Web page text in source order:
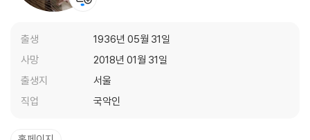
출생
1936년 05월 31일
사망
2018년 01월 31일
출생지
서울
직업
국악인